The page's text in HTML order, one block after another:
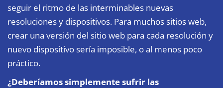
seguir el ritmo de las interminables nuevas
resoluciones y dispositivos. Para muchos sitios web,
crear una versión del sitio web para cada resolución y
nuevo dispositivo sería imposible, o al menos poco
práctico.
¿Deberíamos simplemente sufrir las